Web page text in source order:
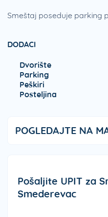
Smeštaj poseduje parking
DODACI
Dvorište
Parking
Peškiri
Posteljina
POGLEDAJTE NA
Pošaljite UPIT za
Smederevac